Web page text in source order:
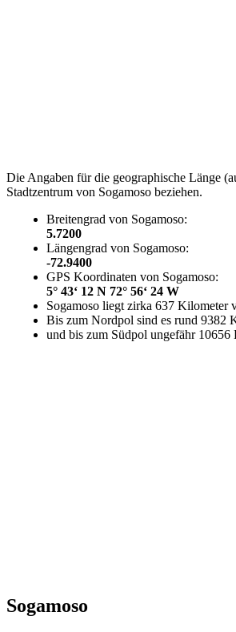
Die Angaben für die geographische Länge
Stadtzentrum von Sogamoso beziehen.
Breitengrad von Sogamoso:
5.7200
Längengrad von Sogamoso:
-72.9400
GPS Koordinaten von Sogamoso:
5° 43‘ 12 N 72° 56‘ 24 W
Sogamoso liegt zirka 637 Kilometer
Bis zum Nordpol sind es rund 9382
und bis zum Südpol ungefähr 10656
Sogamoso